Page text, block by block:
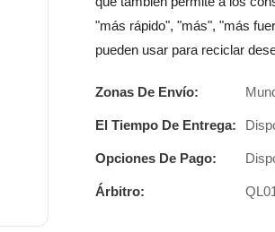
"más rápido", "más", "más
pueden usar para reciclar
Zonas De Envío:
El Tiempo De Entrega:
Opciones De Pago:
Árbitro: QL01